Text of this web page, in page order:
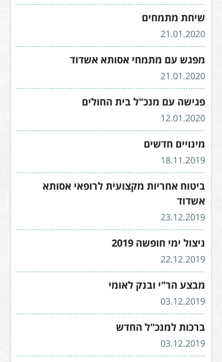
שיחת מתמחים
21.01.2020
מפגש עם מתמחי אסותא אשדוד
21.01.2020
פגישה עם מנכ"ל בית החולים
12.01.2020
מינויים חדשים
18.11.2019
ביטוח אחריות מקצועית לרופאי אסותא
אשדוד
23.12.2019
ניצול ימי חופשה 2019
22.12.2019
מבצע הר"י ובנק לאומי
03.12.2019
ברכות למנכ"ל החדש
03.12.2019